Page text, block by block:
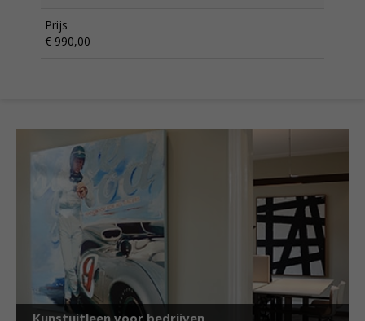
Prijs
€ 990,00
Kunstuitleen voor bedrijven